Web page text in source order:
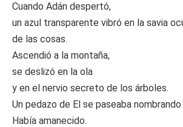
Cuando Adán despertó,
un azul transparente vibró en la savia
de las cosas.
Ascendió a la montaña,
se deslizó en la ola
y en el nervio secreto de los árboles.
Un pedazo de El se paseaba nombrando
Había amanecido.